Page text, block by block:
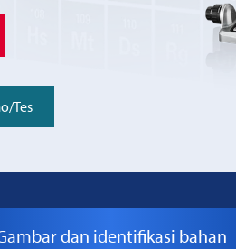
Tes
dan identifikasi bahan